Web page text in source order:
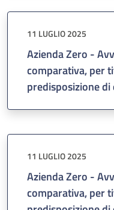
Padova,
Direttore
11 LUGLIO 2025
Azienda Zero -
comparativa, per
predisposizione
presso gli
Minori" dei
11 LUGLIO 2025
Azienda Zero -
comparativa, per